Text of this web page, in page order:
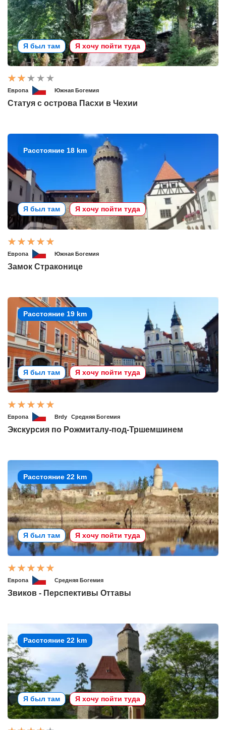
Я был там Я хочу пойти туда
Европа Южная Богемия
Статуя с острова Пасхи в Чехии
Расстояние 18 km
Я был там Я хочу пойти туда
Европа Южная Богемия
Замок Страконице
Расстояние 19 km
Я был там Я хочу пойти туда
Европа Brdy Средняя Богемия
Экскурсия по Рожмиталу-под-Тршемшинем
Расстояние 22 km
Я был там Я хочу пойти туда
Европа Средняя Богемия
Звиков - Перспективы Оттавы
Расстояние 22 km
Я был там Я хочу пойти туда